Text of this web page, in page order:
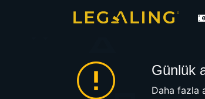
Günlük
Daha fazla